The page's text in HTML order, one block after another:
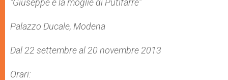
“Giuseppe e la moglie di Putifarre”
Palazzo Ducale, Modena
Dal 22 settembre al 20 novembre 2013
Orari: